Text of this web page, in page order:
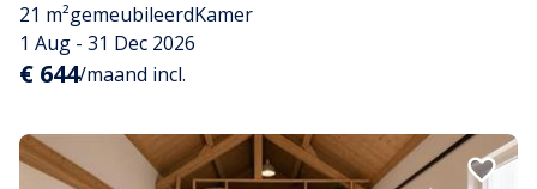
21 m²gemeubileerdKamer
1 Aug - 31 Dec 2026
€ 644/maand incl.